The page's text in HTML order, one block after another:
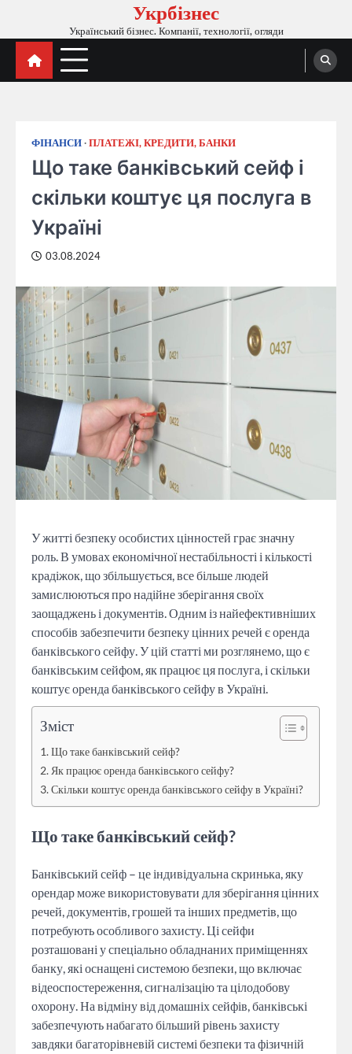
вмісту
Укрбізнес
Український бізнес. Компанії, технології, огляди
ФІНАНСИ ПЛАТЕЖІ, КРЕДИТИ, БАНКИ
Що таке банківський сейф і
скільки коштує ця послуга в
Україні
03.08.2024
У житті безпеку особистих цінностей грає значну
роль. В умовах економічної нестабільності і кількості
крадіжок, що збільшується, все більше людей
замислюються про надійне зберігання своїх
заощаджень і документів. Одним із найефективніших
способів забезпечити безпеку цінних речей є оренда
банківського сейфу. У цій статті ми розглянемо, що є
банківським сейфом, як працює ця послуга, і скільки
коштує оренда банківського сейфу в Україні.
Зміст
Що таке банківський сейф?
Як працює оренда банківського сейфу?
Скільки коштує оренда банківського сейфу в Україні?
Що таке банківський сейф?
Банківський сейф – це індивідуальна скринька, яку
орендар може використовувати для зберігання цінних
речей, документів, грошей та інших предметів, що
потребують особливого захисту. Ці сейфи
розташовані у спеціально обладнаних приміщеннях
банку, які оснащені системою безпеки, що включає
відеоспостереження, сигналізацію та цілодобову
охорону. На відміну від домашніх сейфів, банківські
забезпечують набагато більший рівень захисту
завдяки багаторівневій системі безпеки та фізичній